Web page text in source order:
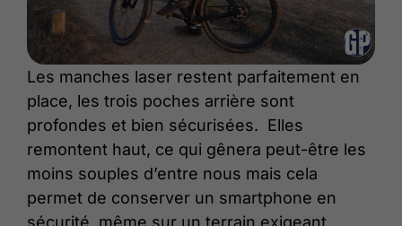
Les manches laser restent parfaitement en
place, les trois poches arrière sont
profondes et bien sécurisées. Elles
remontent haut, ce qui gênera peut-être les
moins souples d’entre nous mais cela
permet de conserver un smartphone en
sécurité, même sur un terrain exigeant.